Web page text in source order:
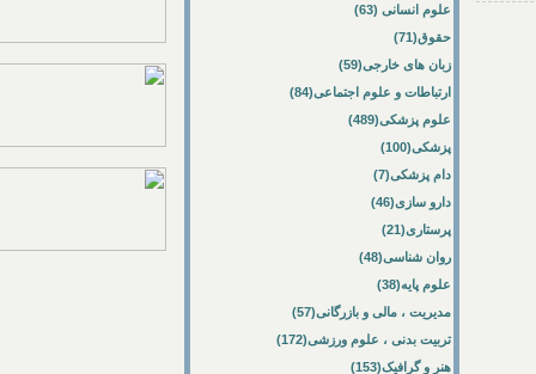
علوم انسانی (63)
حقوق(71)
زبان های خارجی(59)
ارتباطات و علوم اجتماعی(84)
علوم پزشکی(489)
پزشکی(100)
دام پزشکی(7)
دارو سازی(46)
پرستاری(21)
روان شناسی(48)
علوم پایه(38)
مدیریت ، مالی و بازرگانی(57)
تربیت بدنی ، علوم ورزشی(172)
هنر و گرافیک(153)